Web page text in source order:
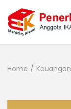
Home / Keuangan